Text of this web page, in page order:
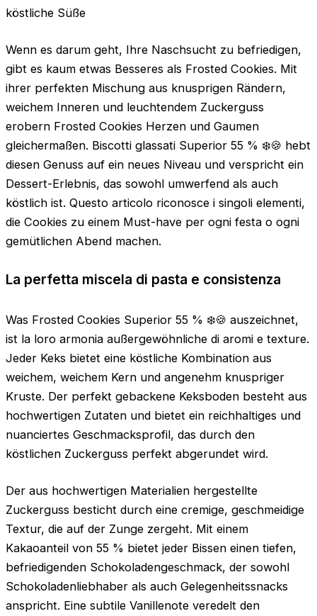
köstliche Süße
Wenn es darum geht, Ihre Naschsucht zu befriedigen,
gibt es kaum etwas Besseres als Frosted Cookies. Mit
ihrer perfekten Mischung aus knusprigen Rändern,
weichem Inneren und leuchtendem Zuckerguss
erobern Frosted Cookies Herzen und Gaumen
gleichermaßen. Biscotti glassati Superior 55 % ❄️🍪 hebt
diesen Genuss auf ein neues Niveau und verspricht ein
Dessert-Erlebnis, das sowohl umwerfend als auch
köstlich ist. Questo articolo riconosce i singoli elementi,
die Cookies zu einem Must-have per ogni festa o ogni
gemütlichen Abend machen.
La perfetta miscela di pasta e consistenza
Was Frosted Cookies Superior 55 % ❄️🍪 auszeichnet,
ist la loro armonia außergewöhnliche di aromi e texture.
Jeder Keks bietet eine köstliche Kombination aus
weichem, weichem Kern und angenehm knuspriger
Kruste. Der perfekt gebackene Keksboden besteht aus
hochwertigen Zutaten und bietet ein reichhaltiges und
nuanciertes Geschmacksprofil, das durch den
köstlichen Zuckerguss perfekt abgerundet wird.
Der aus hochwertigen Materialien hergestellte
Zuckerguss besticht durch eine cremige, geschmeidige
Textur, die auf der Zunge zergeht. Mit einem
Kakaoanteil von 55 % bietet jeder Bissen einen tiefen,
befriedigenden Schokoladengeschmack, der sowohl
Schokoladenliebhaber als auch Gelegenheitssnacks
anspricht. Eine subtile Vanillenote veredelt den